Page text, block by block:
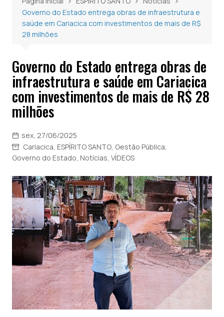
Governo do Estado entrega obras de infraestrutura e
saúde em Cariacica com investimentos de mais de R$
28 milhões
Governo do Estado entrega obras de
infraestrutura e saúde em Cariacica
com investimentos de mais de R$ 28
milhões
sex, 27/06/2025
Cariacica, ESPÍRITO SANTO, Gestão Pública,
Governo do Estado, Notícias, VÍDEOS